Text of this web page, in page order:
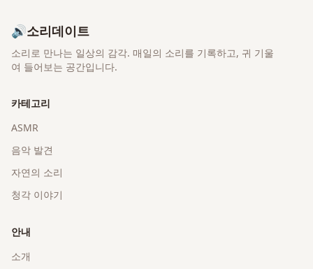
🔊소리데이트
소리로 만나는 일상의 감각. 매일의 소리를 기록하고, 귀 기울
여 들어보는 공간입니다.
카테고리
ASMR
음악 발견
자연의 소리
청각 이야기
안내
소개